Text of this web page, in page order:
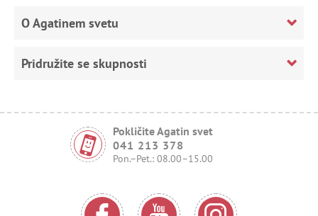
O Agatinem svetu
Pridružite se skupnosti
Pokličite Agatin svet
041 213 378
Pon.–Pet.: 08.00–15.00